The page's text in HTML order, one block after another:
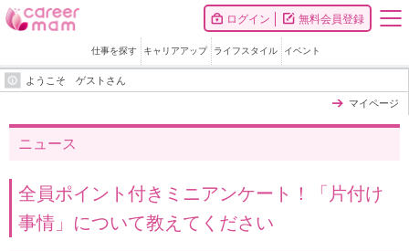
ログイン 無料会員登録
仕事を探す キャリアアップ ライフスタイル イベント
ようこそ ゲストさん
マイページ
ニュース
全員ポイント付きミニアンケート！「片付け
事情」について教えてください